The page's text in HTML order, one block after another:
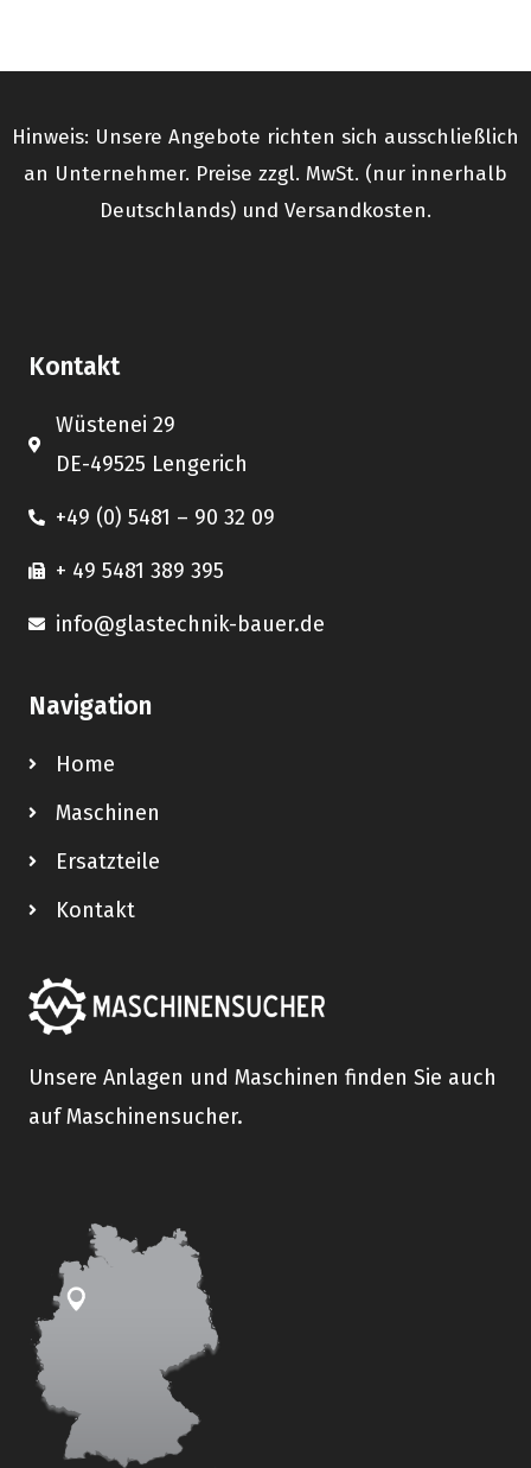
Hinweis: Unsere Angebote richten sich ausschließlich
an Unternehmer. Preise zzgl. MwSt. (nur innerhalb
Deutschlands) und Versandkosten.
Kontakt
Wüstenei 29
DE-49525 Lengerich
+49 (0) 5481 – 90 32 09
+ 49 5481 389 395
info@glastechnik-bauer.de
Navigation
Home
Maschinen
Ersatzteile
Kontakt
Unsere Anlagen und Maschinen finden Sie auch
auf Maschinensucher.